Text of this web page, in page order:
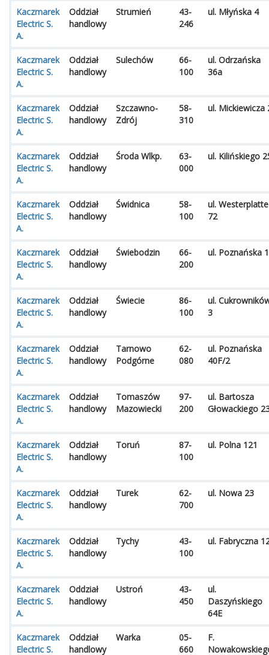
Kaczmarek
Electric S.
A.
Oddział
handlowy
Strumień
43-
246
ul. Młyńska 4
Kaczmarek
Electric S.
A.
Oddział
handlowy
Sulechów
66-
100
ul. Odrzańska
36a
Kaczmarek
Electric S.
A.
Oddział
handlowy
Szczawno-
Zdrój
58-
310
ul. Mickiewicza
Kaczmarek
Electric S.
A.
Oddział
handlowy
Środa Wlkp.
63-
000
ul. Kilińskiego
Kaczmarek
Electric S.
A.
Oddział
handlowy
Świdnica
58-
100
ul. Westerplatte
72
Kaczmarek
Electric S.
A.
Oddział
handlowy
Świebodzin
66-
200
ul. Poznańska 1
Kaczmarek
Electric S.
A.
Oddział
handlowy
Świecie
86-
100
ul.
3
Kaczmarek
Electric S.
A.
Oddział
handlowy
Tarnowo
Podgórne
62-
080
ul. Poznańska
40F/2
Kaczmarek
Electric S.
A.
Oddział
handlowy
Tomaszów
Mazowiecki
97-
200
ul. Bartosza
Głowackiego
Kaczmarek
Electric S.
A.
Oddział
handlowy
Toruń
87-
100
ul. Polna 121
Kaczmarek
Electric S.
A.
Oddział
handlowy
Turek
62-
700
ul. Nowa 23
Kaczmarek
Electric S.
A.
Oddział
handlowy
Tychy
43-
100
ul. Fabryczna
Kaczmarek
Electric S.
A.
Oddział
handlowy
Ustroń
43-
450
ul.
Daszyńskiego
64E
Kaczmarek
Electric S.
Oddział
handlowy
Warka
05-
660
F.